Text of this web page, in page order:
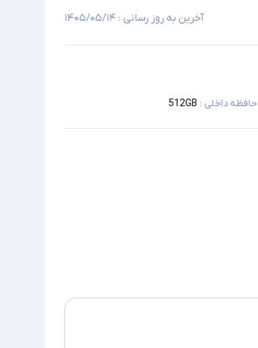
آخرین به روز رسانی : ۱۴۰۵/۰۵/۱۴
حافظه داخلی :
512GB